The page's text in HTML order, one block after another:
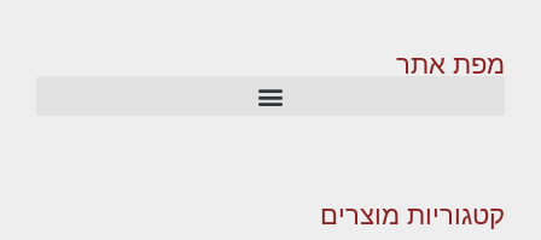
מפת אתר
קטגוריות מוצרים